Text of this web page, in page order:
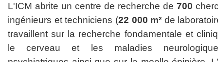
L'ICM abrite un centre de recherche de 700
ingénieurs et techniciens (22 000 m² de
travaillent sur la recherche fondamentale et
le cerveau et les maladies